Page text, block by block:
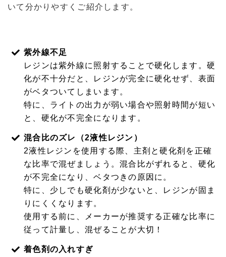
いて分かりやすくご紹介します。
紫外線不足
レジンは紫外線に照射することで硬化します。硬
化が不十分だと、レジンが完全に硬化せず、表面
がベタついてしまいます。
特に、ライトの出力が弱い場合や照射時間が短い
と、硬化が不完全になります。
混合比のズレ（2液性レジン）
2液性レジンを使用する際、主剤と硬化剤を正確
な比率で混ぜましょう。混合比がずれると、硬化
が不完全になり、ベタつきの原因に。
特に、少しでも硬化剤が少ないと、レジンが固ま
りにくくなります。
使用する前に、メーカーが推奨する正確な比率に
従って計量し、混ぜることが大切！
着色剤の入れすぎ